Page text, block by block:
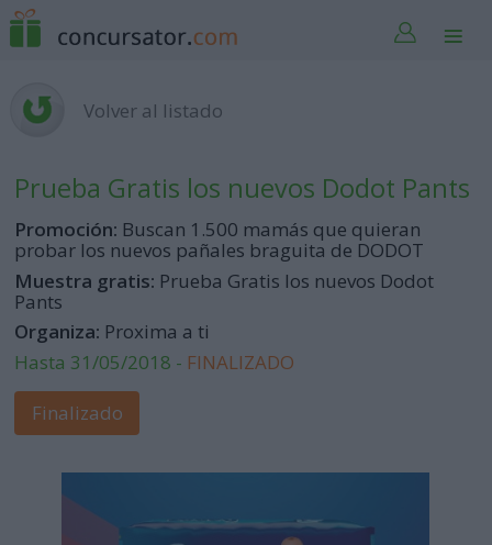
Volver al listado
Prueba Gratis los nuevos Dodot Pants
Promoción: Buscan 1.500 mamás que quieran
probar los nuevos pañales braguita de DODOT
Muestra gratis: Prueba Gratis los nuevos Dodot
Pants
Organiza: Proxima a ti
Hasta 31/05/2018 - FINALIZADO
Finalizado